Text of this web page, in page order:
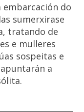
do
sumerxirase
tratando de
e mulleres
sospeitas e
a
.